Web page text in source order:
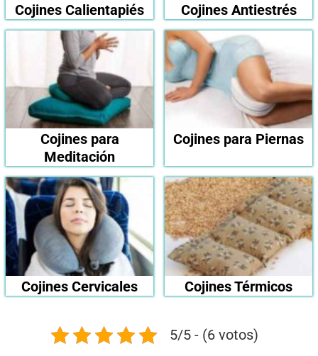
Cojines Calientapiés Cojines Antiestrés
Cojines para
Meditación
Cojines para Piernas
Cojines Cervicales Cojines Térmicos
5/5 - (6 votos)